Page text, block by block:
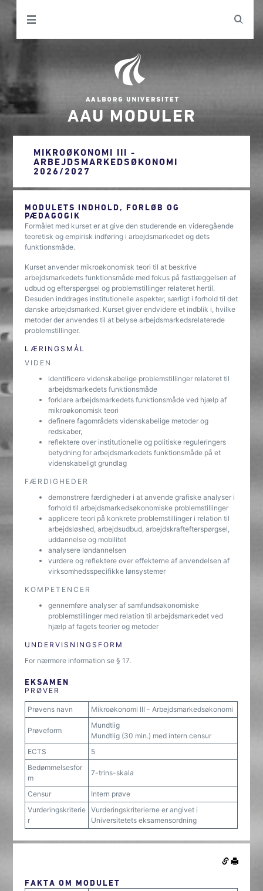
AAU MODULER
MIKROØKONOMI III -
ARBEJDSMARKEDSØKONOMI
2026/2027
MODULETS INDHOLD, FORLØB OG
PÆDAGOGIK
Formålet med kurset er at give den studerende en videregående
teoretisk og empirisk indføring i arbejdsmarkedet og dets
funktionsmåde.
Kurset anvender mikroøkonomisk teori til at beskrive
arbejdsmarkedets funktionsmåde med fokus på fastlæggelsen af
udbud og efterspørgsel og problemstillinger relateret hertil.
Desuden inddrages institutionelle aspekter, særligt i forhold til det
danske arbejdsmarked. Kurset giver endvidere et indblik i, hvilke
metoder der anvendes til at belyse arbejdsmarkedsrelaterede
problemstillinger.
LÆRINGSMÅL
VIDEN
identificere videnskabelige problemstillinger relateret til
arbejdsmarkedets funktionsmåde
forklare arbejdsmarkedets funktionsmåde ved hjælp af
mikroøkonomisk teori
definere fagområdets videnskabelige metoder og
redskaber,
reflektere over institutionelle og politiske reguleringers
betydning for arbejdsmarkedets funktionsmåde på et
videnskabeligt grundlag
FÆRDIGHEDER
demonstrere færdigheder i at anvende grafiske analyser i
forhold til arbejdsmarkedsøkonomiske problemstillinger
applicere teori på konkrete problemstillinger i relation til
arbejdsløshed, arbejdsudbud, arbejdskraftefterspørgsel,
uddannelse og mobilitet
analysere løndannelsen
vurdere og reflektere over effekterne af anvendelsen af
virksomhedsspecifikke lønsystemer
KOMPETENCER
gennemføre analyser af samfundsøkonomiske
problemstillinger med relation til arbejdsmarkedet ved
hjælp af fagets teorier og metoder
UNDERVISNINGSFORM
For nærmere information se § 17.
EKSAMEN
PRØVER
Prøvens navn Mikroøkonomi III - Arbejdsmarkedsøkonomi
Prøveform
Mundtlig
Mundtlig (30 min.) med intern censur
ECTS
5
Bedømmelsesfor
m
7-trins-skala
Censur
Intern prøve
Vurderingskriterie
r
Vurderingskriterierne er angivet i
Universitetets eksamensordning
FAKTA OM MODULET